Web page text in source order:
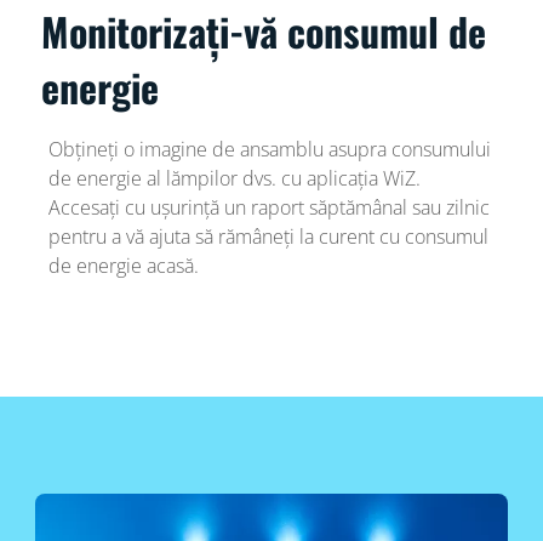
Monitorizați-vă consumul de
energie
Obțineți o imagine de ansamblu asupra consumului
de energie al lămpilor dvs. cu aplicația WiZ.
Accesați cu ușurință un raport săptămânal sau zilnic
pentru a vă ajuta să rămâneți la curent cu consumul
de energie acasă.